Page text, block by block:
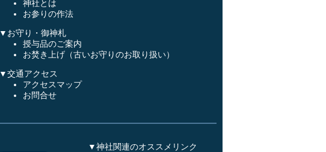
神社とは
お参りの作法
▼お守り・御神札
授与品のご案内
お焚き上げ（古いお守りのお取り扱い）
▼交通アクセス
アクセスマップ
お問合せ
▼神社関連のオススメリンク